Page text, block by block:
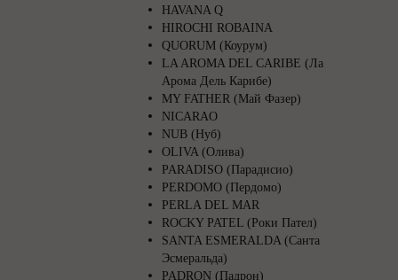
HAVANA Q
HIROCHI ROBAINA
QUORUM (Коурум)
LA AROMA DEL CARIBE (Ла
Арома Дель Карибе)
MY FATHER (Май Фазер)
NICARAO
NUB (Нуб)
OLIVA (Олива)
PARADISO (Парадисио)
PERDOMO (Пердомо)
PERLA DEL MAR
ROCKY PATEL (Роки Пател)
SANTA ESMERALDA (Санта
Эсмеральда)
PADRON (Падрон)